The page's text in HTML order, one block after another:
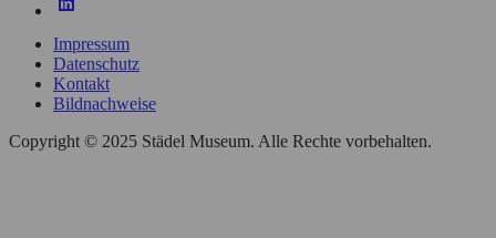
Impressum
Datenschutz
Kontakt
Bildnachweise
Copyright © 2025 Städel Museum. Alle Rechte vorbehalten.